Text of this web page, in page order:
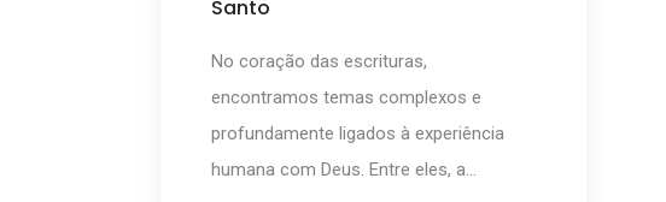
Santo
No coração das escrituras,
encontramos temas complexos e
profundamente ligados à experiência
humana com Deus. Entre eles, a...